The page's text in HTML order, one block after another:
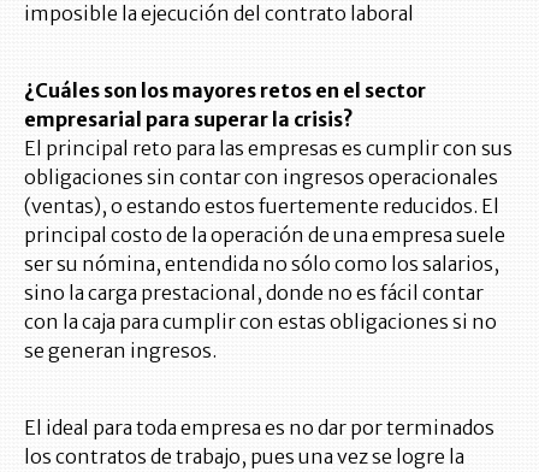
imposible la ejecución del contrato laboral
¿Cuáles son los mayores retos en el sector
empresarial para superar la crisis?
El principal reto para las empresas es cumplir con sus
obligaciones sin contar con ingresos operacionales
(ventas), o estando estos fuertemente reducidos. El
principal costo de la operación de una empresa suele
ser su nómina, entendida no sólo como los salarios,
sino la carga prestacional, donde no es fácil contar
con la caja para cumplir con estas obligaciones si no
se generan ingresos.
El ideal para toda empresa es no dar por terminados
los contratos de trabajo, pues una vez se logre la